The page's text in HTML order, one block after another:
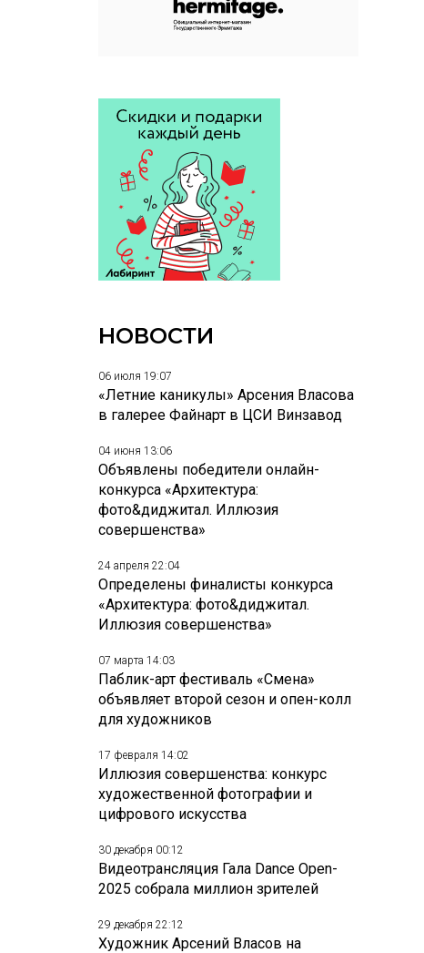
НОВОСТИ
06 июля 19:07
«Летние каникулы» Арсения Власова
в галерее Файнарт в ЦСИ Винзавод
04 июня 13:06
Объявлены победители онлайн-
конкурса «Архитектура:
фото&диджитал. Иллюзия
совершенства»
24 апреля 22:04
Определены финалисты конкурса
«Архитектура: фото&диджитал.
Иллюзия совершенства»
07 марта 14:03
Паблик-арт фестиваль «Смена»
объявляет второй сезон и опен-колл
для художников
17 февраля 14:02
Иллюзия совершенства: конкурс
художественной фотографии и
цифрового искусства
30 декабря 00:12
Видеотрансляция Гала Dance Open-
2025 собрала миллион зрителей
29 декабря 22:12
Художник Арсений Власов на